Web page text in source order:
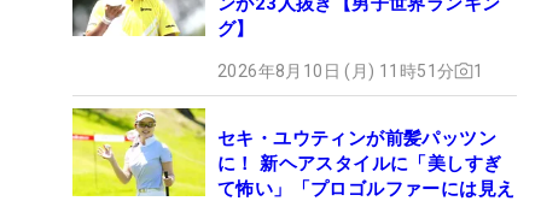
グ】
2026年8月10日 (月) 11時51分 1
セキ・ユウティンが前髪パッツン
に！ 新ヘアスタイルに「美しすぎ
て怖い」「プロゴルファーには見え